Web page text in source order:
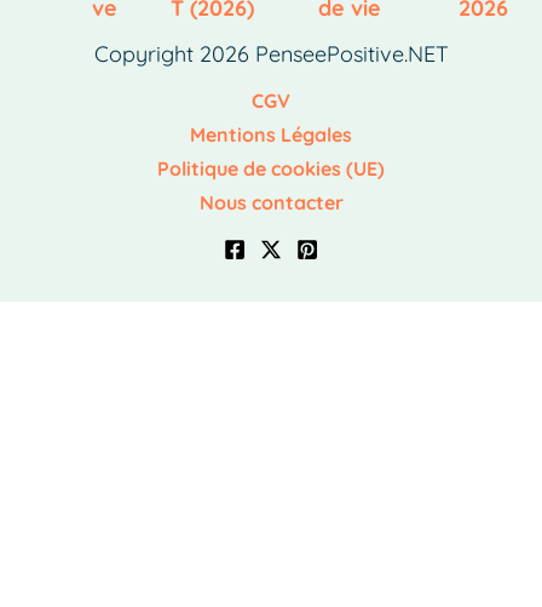
ve
T (2026)
de vie
2026
Copyright 2026 PenseePositive.NET
CGV
Mentions Légales
Politique de cookies (UE)
Nous contacter